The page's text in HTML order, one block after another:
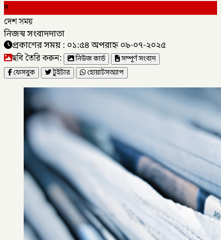
দ
দেশ সময়
নিজস্ব সংবাদদাতা
প্রকাশের সময় : ০১:৫৪ অপরাহ্ন ০৯-০৭-২০২৫
ছবি তৈরি করুন: নিউজ কার্ড
সম্পূর্ণ সংবাদ
ফেসবুক
টুইটার হোয়াটসঅ্যাপ